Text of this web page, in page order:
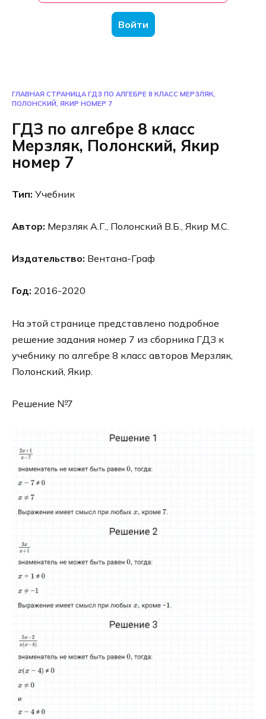
Войти
ГЛАВНАЯ СТРАНИЦА ГДЗ ПО АЛГЕБРЕ 8 КЛАСС МЕРЗЛЯК,
ПОЛОНСКИЙ, ЯКИР НОМЕР 7
ГДЗ по алгебре 8 класс
Мерзляк, Полонский, Якир
номер 7
Тип: Учебник
Автор: Мерзляк А.Г., Полонский В.Б., Якир М.С.
Издательство: Вентана-Граф
Год: 2016-2020
На этой странице представлено подробное
решение задания номер 7 из сборника ГДЗ к
учебнику по алгебре 8 класс авторов Мерзляк,
Полонский, Якир.
Решение №7